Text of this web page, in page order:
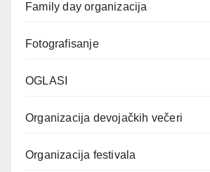
Family day organizacija
Fotografisanje
OGLASI
Organizacija devojačkih večeri
Organizacija festivala